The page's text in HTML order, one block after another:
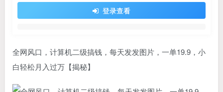
登录查看
全网风口，计算机二级搞钱，每天发发图片，一单19.9，小
白轻松月入过万【揭秘】